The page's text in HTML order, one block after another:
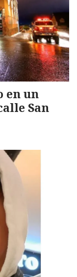
en un
San